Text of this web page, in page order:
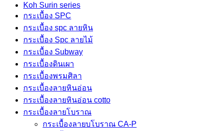
Koh Surin series
กระเบื้อง SPC
กระเบื้อง spc ลายหิน
กระเบื้อง Spc ลายไม้
กระเบื้อง Subway
กระเบื้องดินเผา
กระเบื้องพรมศิลา
กระเบื้องลายหินอ่อน
กระเบื้องลายหินอ่อน cotto
กระเบื้องลายโบราณ
กระเบื้องลายบโบราณ CA-P